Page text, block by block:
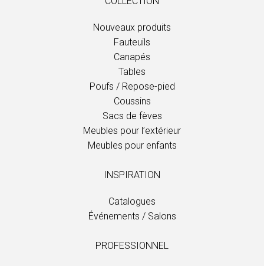
Nouveaux produits
Fauteuils
Canapés
Tables
Poufs / Repose-pied
Coussins
Sacs de fèves
Meubles pour l’extérieur
Meubles pour enfants
INSPIRATION
Catalogues
Événements / Salons
PROFESSIONNEL